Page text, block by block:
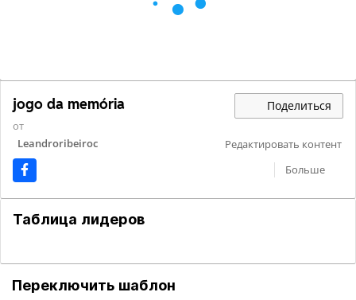
jogo da memória Поделиться
от
Leandroribeiroc
Редактировать контент
Больше
Таблица лидеров
Переключить шаблон